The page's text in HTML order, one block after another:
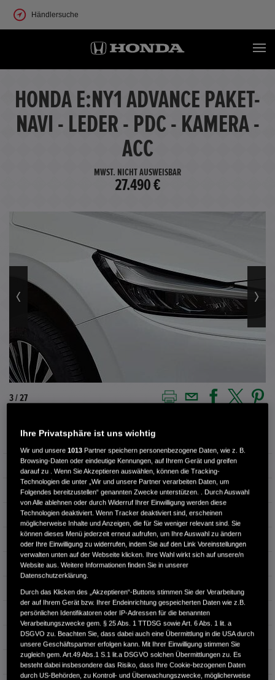
Händlersuche
HONDA E:NY1 ADVANCE PAKET-
NAVI - LEDER - PDC - KAMERA -
ACC
MWST. NICHT AUSWEISBAR
27.490 €
4 / 27
platinum white pearl
Innenausstattung Vollleder
Kilometerstand 35.050 km
Kraftstoffart Elektro
Getriebe Automatik
Türen 5
Leistung 150 kW / 204 PS
Hubraum 0 cm³
Erstzulassung 03.2024
Bauart SUV
Ihre Privatsphäre ist uns wichtig
Wir und unsere1013 Partner speichern personenbezogene Daten, wie z. B.
Browsing-Daten oder eindeutige Kennungen, auf Ihrem Gerät und greifen
darauf zu . Wenn Sie Akzeptieren auswählen, können die Tracking-
Technologien die unter „Wir und unsere Partner verarbeiten Daten, um
Folgendes bereitzustellen“ genannten Zwecke unterstützen. . Durch Auswahl
von Alle ablehnen oder durch Widerruf Ihrer Einwilligung werden diese
Technologien deaktiviert. Wenn Tracker deaktiviert sind, erscheinen
möglicherweise Inhalte und Anzeigen, die für Sie weniger relevant sind. Sie
können dieses Menü jederzeit erneut aufrufen, um Ihre Auswahl zu ändern
oder Ihre Einwilligung zu widerrufen, indem Sie auf den Link Voreinstellungen
verwalten unten auf der Webseite klicken. Ihre Wahl wirkt sich auf unsere/n
Website aus. Weitere Informationen finden Sie in unserer
Datenschutzerklärung.
Durch das Klicken des „Akzeptieren“-Buttons stimmen Sie der Verarbeitung
der auf Ihrem Gerät bzw. Ihrer Endeinrichtung gespeicherten Daten wie z.B.
persönlichen Identifikatoren oder IP-Adressen für die benannten
Verarbeitungszwecke gem. § 25 Abs. 1 TTDSG sowie Art. 6 Abs. 1 lit. a
DSGVO zu. Beachten Sie, dass dabei auch eine Übermittlung in die USA durch
unsere Geschäftspartner erfolgen kann. Mit Ihrer Einwilligung stimmen Sie
zugleich gem. Art.49 Abs.1 S.1 lit.a DSGVO solchen Übermittlungen zu. Es
besteht dabei insbesondere das Risiko, dass Ihre Cookie-bezogenen Daten
durch US-Behörden, zu Kontroll- und Überwachungszwecke, möglicherweise